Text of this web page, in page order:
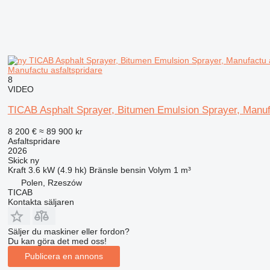
Manufactu asfaltspridare
8
VIDEO
TICAB Asphalt Sprayer, Bitumen Emulsion Sprayer,
8 200 € ≈ 89 900 kr
Asfaltspridare
2026
Skickny
Kraft 3.6 kW (4.9 hk) Bränsle bensin Volym 1 m³
Polen, Rzeszów
TICAB
Kontakta säljaren
Säljer du maskiner eller fordon?
Du kan göra det med oss!
Publicera en annons